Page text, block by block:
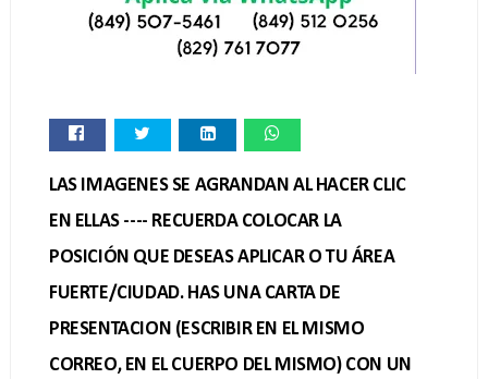
LAS IMAGENES SE AGRANDAN AL HACER CLIC
EN ELLAS ---- RECUERDA COLOCAR LA
POSICIÓN QUE DESEAS APLICAR O TU ÁREA
FUERTE/CIUDAD. HAS UNA CARTA DE
PRESENTACION (ESCRIBIR EN EL MISMO
CORREO, EN EL CUERPO DEL MISMO) CON UN